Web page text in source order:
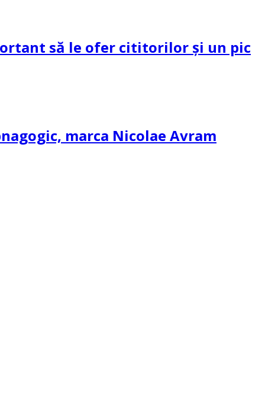
să le ofer cititorilor și un pic
marca Nicolae Avram